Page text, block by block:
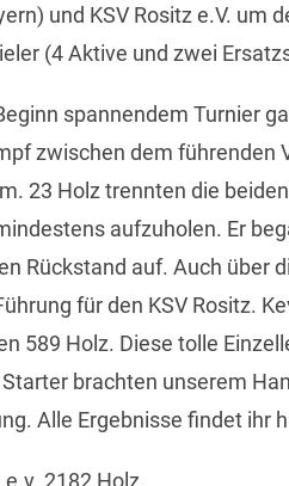
und KSV Rositz e.V. um
(4 Aktive und zwei
spannendem Turnier
zwischen dem führenden
23 Holz trennten die
aufzuholen. Er
Rückstand auf. Auch über
für den KSV Rositz.
589 Holz. Diese tolle
brachten unserem
Alle Ergebnisse findet ihr
e.v. 2182 Holz